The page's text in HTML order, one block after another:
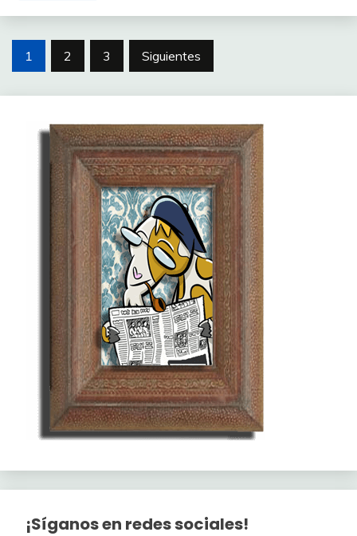
Paginación
1 2 3 Siguientes
¡Síganos en redes sociales!